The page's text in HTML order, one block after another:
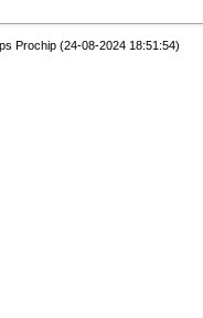
Prochip (24-08-2024 18:51:54)